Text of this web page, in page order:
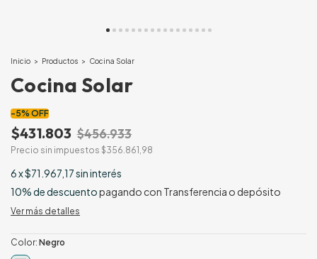
Inicio > Productos > Cocina Solar
Cocina Solar
-5% OFF
$431.803 $456.933
Precio sin impuestos $356.861,98
6x$71.967,17sin interés
10% de descuentopagando con Transferencia o depósito
Ver más detalles
Color: Negro